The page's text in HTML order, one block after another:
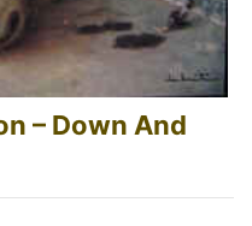
– Down And